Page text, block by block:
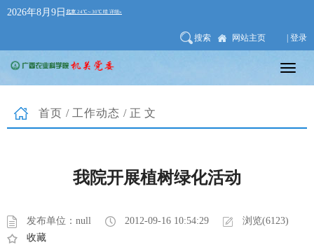
2026年8月9日
搜索 网站主页 | 登录
首页 / 工作动态 /正文
我院开展植树绿化活动
发布单位：null 2012-09-16 10:54:29
浏览(6123)
收藏